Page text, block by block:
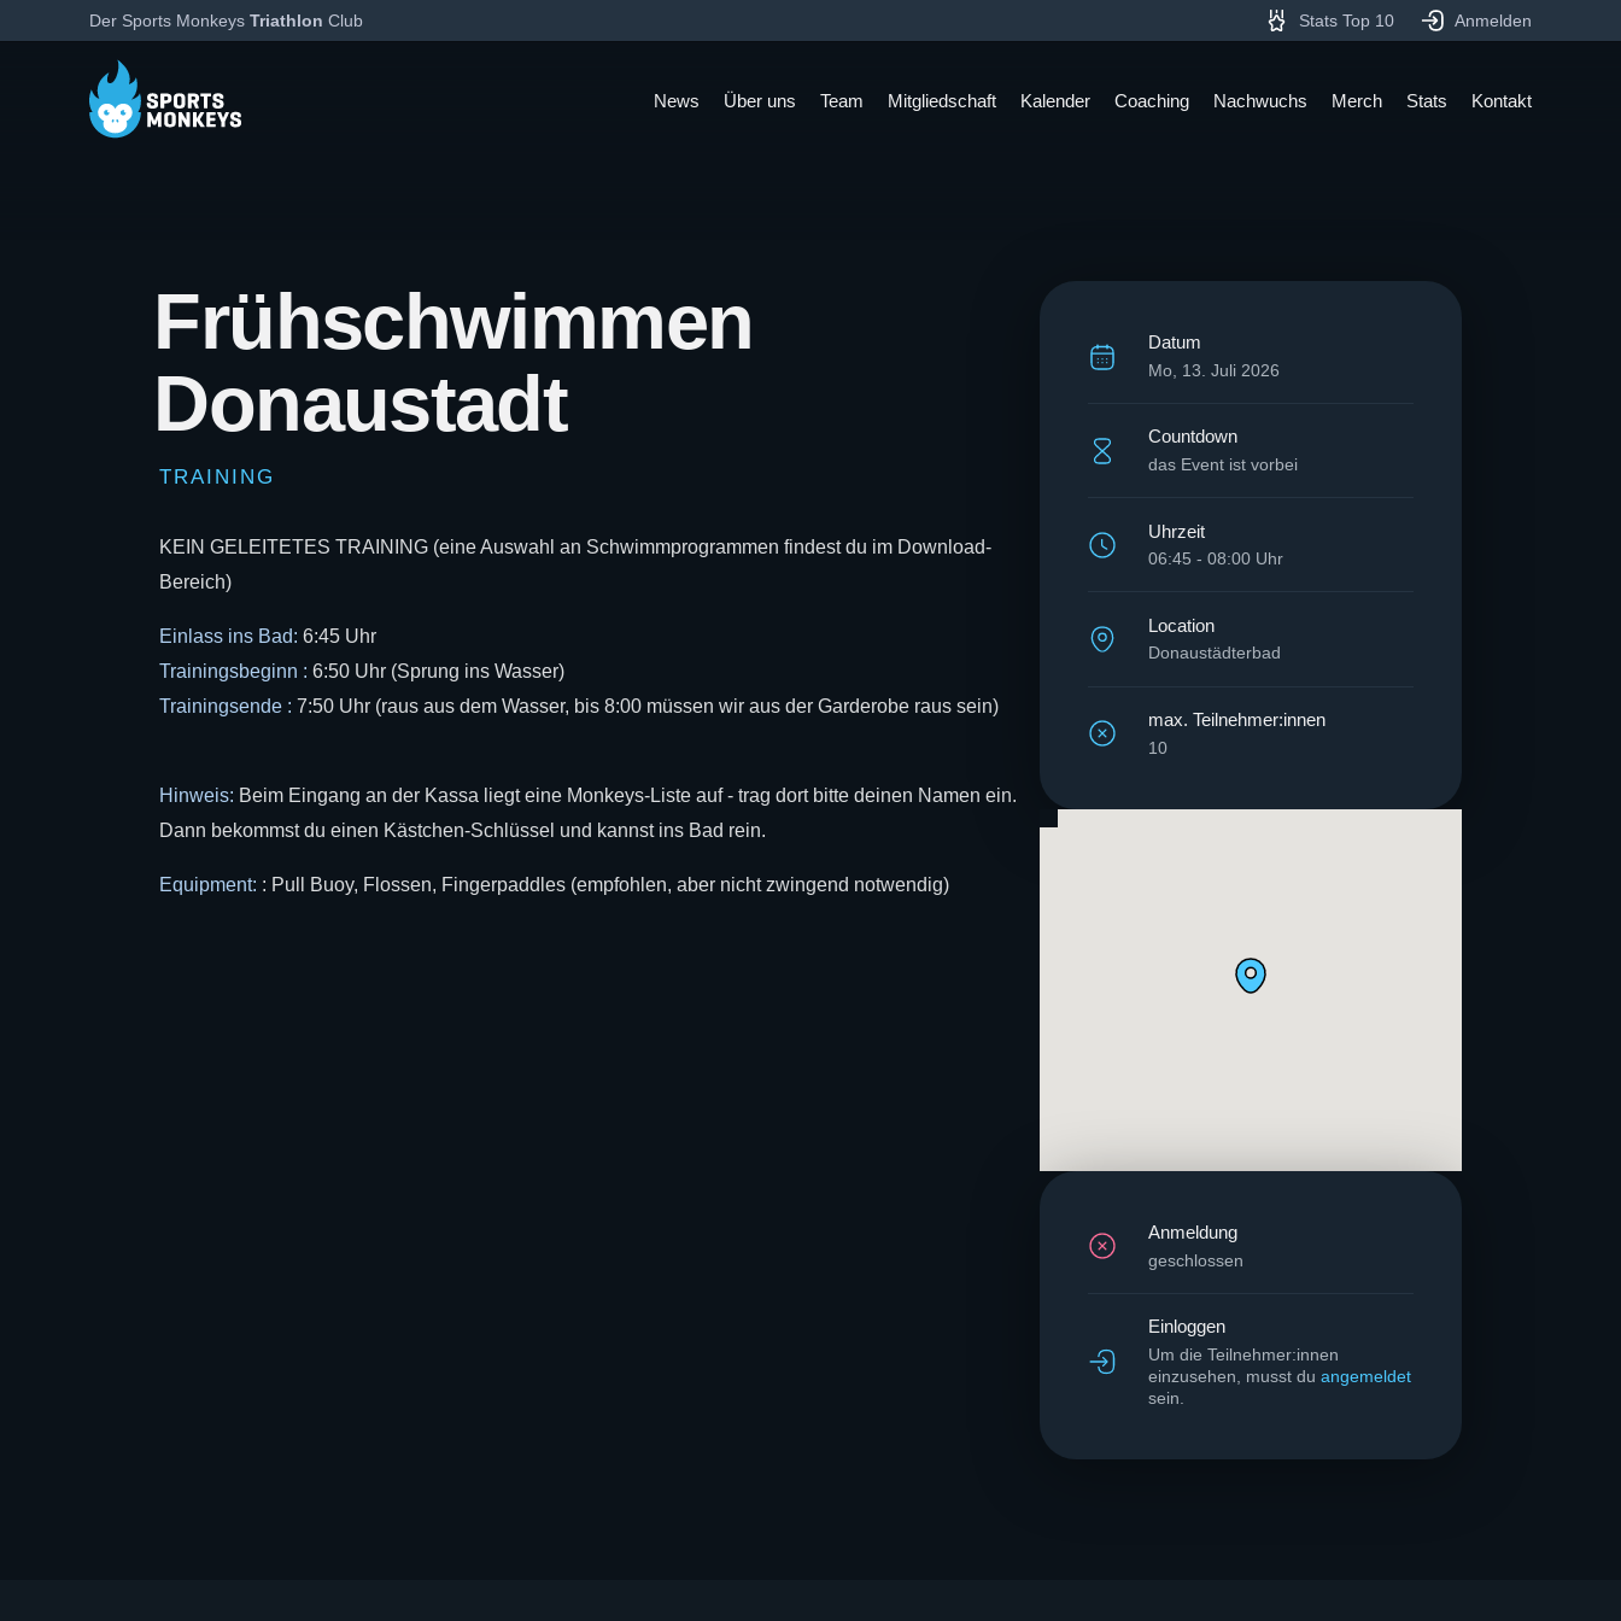
Der Sports Monkeys Triathlon Club Stats Top 10 Anmelden
News Über uns Team Mitgliedschaft Kalender Coaching Nachwuchs Merch Stats Kontakt
Frühschwimmen
Donaustadt
TRAINING
KEIN GELEITETES TRAINING (eine Auswahl an Schwimmprogrammen findest du im Download-
Bereich)
Einlass ins Bad: 6:45 Uhr
Trainingsbeginn : 6:50 Uhr (Sprung ins Wasser)
Trainingsende : 7:50 Uhr (raus aus dem Wasser, bis 8:00 müssen wir aus der Garderobe raus sein)
Hinweis: Beim Eingang an der Kassa liegt eine Monkeys-Liste auf - trag dort bitte deinen Namen ein.
Dann bekommst du einen Kästchen-Schlüssel und kannst ins Bad rein.
Equipment: : Pull Buoy, Flossen, Fingerpaddles (empfohlen, aber nicht zwingend notwendig)
Datum
Mo, 13. Juli 2026
Countdown
das Event ist vorbei
Uhrzeit
06:45 - 08:00 Uhr
Location
Donaustädterbad
max. Teilnehmer:innen
10
Anmeldung
geschlossen
Einloggen
Um die Teilnehmer:innen
einzusehen, musst du angemeldet
sein.